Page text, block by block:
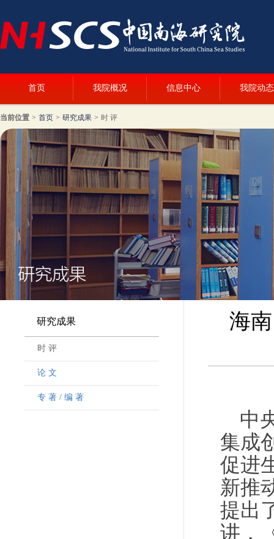
首页 我院概况 信息中心 我院动态
当前位置 > 首页 > 研究成果 > 时 评
研究成果
时 评
论 文
专 著 / 编 著
海
中
集成
促进
新推
提出
讲，